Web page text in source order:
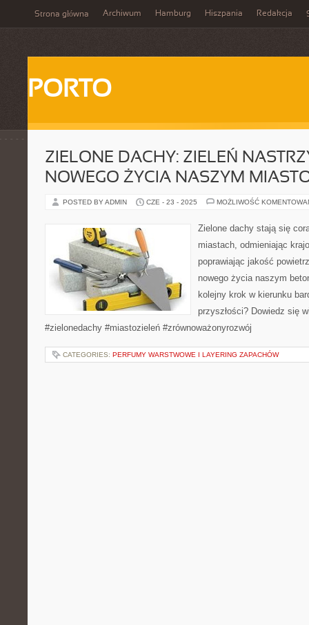
Strona główna Archiwum Hamburg Hiszpania Redakcja
PORTO
ZIELONE DACHY: ZIELEŃ
NOWEGO ŻYCIA NASZYM
POSTED BY ADMIN CZE - 23 - 2025 MOŻLIWOŚĆ
Zielone dachy stają się
miastach, odmieniając
poprawiając jakość
nowego życia naszym
kolejny krok w kierunku
przyszłości? Dowiedz się
#zielonedachy #miastozieleń #zrównoważonyrozwój
CATEGORIES: PERFUMY WARSTWOWE I LAYERING ZAPACHÓW